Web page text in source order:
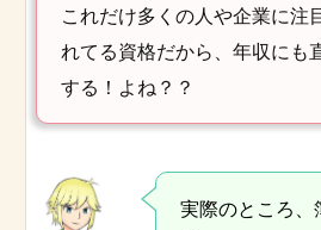
これだけ多くの人や企業に注
れてる資格だから、年収にも
する！よね？？
実際のところ、